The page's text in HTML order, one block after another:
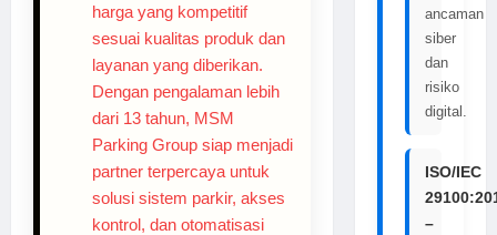
harga yang kompetitif
sesuai kualitas produk dan
layanan yang diberikan.
Dengan pengalaman lebih
dari 13 tahun, MSM
Parking Group siap menjadi
partner terpercaya untuk
solusi sistem parkir, akses
kontrol, dan otomatisasi
ancaman
siber
dan
risiko
digital.
ISO/IEC
–